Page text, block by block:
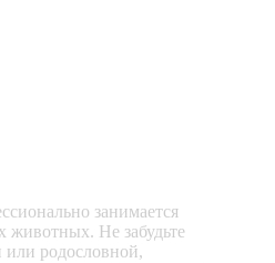
занимается
животных. Не забудьте
или родословной,